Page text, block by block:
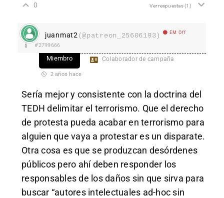
0 Ver respuestas(1)
juanmat2 (@patreon_25606193) EM Off
#2799666
Miembro Colaborador de campaña
2 años hace
Sería mejor y consistente con la doctrina del
TEDH delimitar el terrorismo. Que el derecho
de protesta pueda acabar en terrorismo para
alguien que vaya a protestar es un disparate.
Otra cosa es que se produzcan desórdenes
públicos pero ahí deben responder los
responsables de los daños sin que sirva para
buscar “autores intelectuales ad-hoc sin